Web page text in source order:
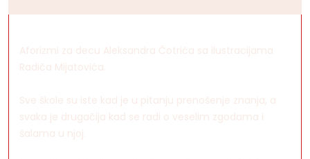
Aforizmi za decu Aleksandra Čotrića sa ilustracijama
Radiča Mijatovića.
Sve škole su iste kad je u pitanju prenošenje znanja, a
svaka je drugačija kad se radi o veselim zgodama i
šalama u njoj.